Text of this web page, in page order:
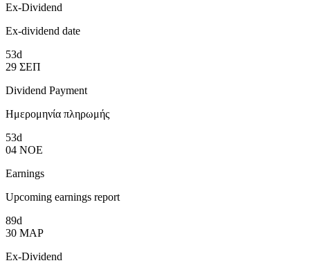
Ex-Dividend
Ex-dividend date
53d
29 ΣΕΠ
Dividend Payment
Ημερομηνία πληρωμής
53d
04 ΝΟΕ
Earnings
Upcoming earnings report
89d
30 ΜΑΡ
Ex-Dividend